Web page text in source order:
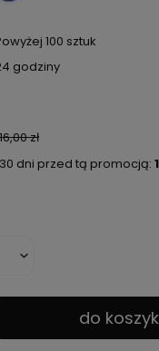
100 sztuk
godziny
zł
dni przed tą promocją:
do